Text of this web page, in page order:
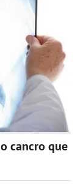
cancro que